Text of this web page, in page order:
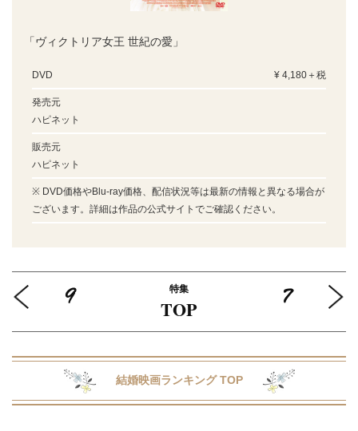
「ヴィクトリア女王 世紀の愛」
DVD ¥ 4,180＋税
発売元
ハピネット
販売元
ハピネット
※ DVD価格やBlu-ray価格、配信状況等は最新の情報と異なる場合が
ございます。詳細は作品の公式サイトでご確認ください。
9 特集
TOP 7
結婚映画ランキング TOP